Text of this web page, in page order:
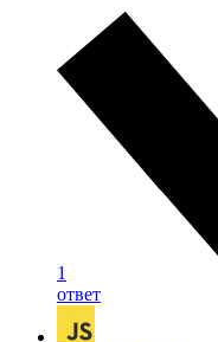
1
ответ